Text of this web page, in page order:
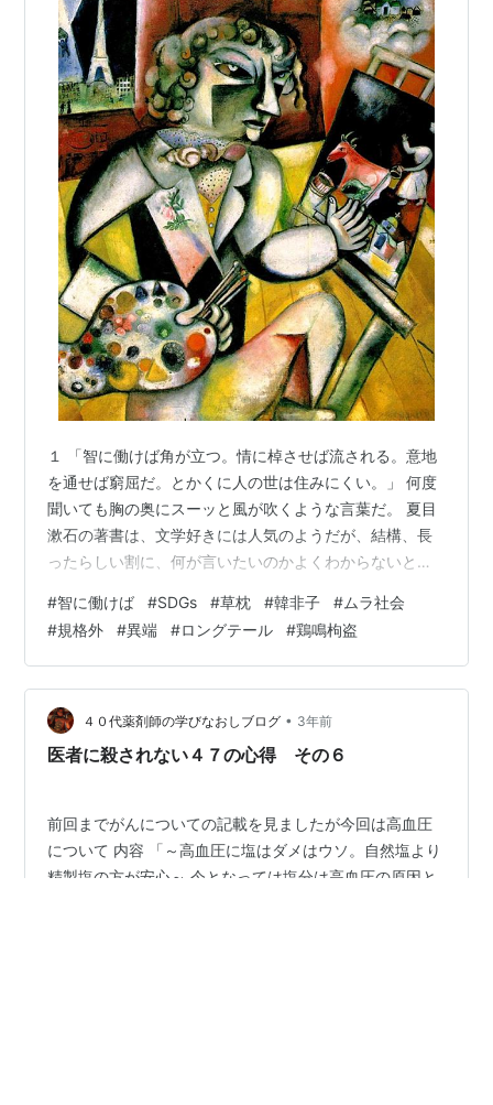
１ 「智に働けば角が立つ。情に棹させば流される。意地
を通せば窮屈だ。とかくに人の世は住みにくい。」 何度
聞いても胸の奥にスーッと風が吹くような言葉だ。 夏目
漱石の著書は、文学好きには人気のようだが、結構、長
ったらしい割に、何が言いたいのかよくわからないとこ
「草枕」のこの冒頭のフレーズだけは忘れたことがな
い。 発表から120年を経とうとする現代においても、人
の世の住みにくさの理由はほとんど変わっていない。ま
あ情に棹させば詐欺に会い、意地を通すほどのスペース
も無くなってしまったところは変わったか？ しかし、こ
の中で最も残念に思う人の世の悲しい所は、…
#智に働けば #SDGs #草枕 #韓非子 #ムラ社会
#規格外 #異端 #ロングテール #鶏鳴枸盗
４０代薬剤師の学びなおしブログ • 3年前
医者に殺されない４７の心得 その６